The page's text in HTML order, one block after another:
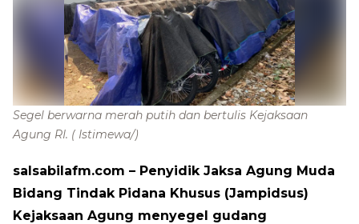
Segel berwarna merah putih dan bertulis Kejaksaan
Agung RI. ( Istimewa/)
salsabilafm.com – Penyidik Jaksa Agung Muda
Bidang Tindak Pidana Khusus (Jampidsus)
Kejaksaan Agung menyegel gudang